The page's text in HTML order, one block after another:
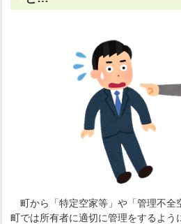
町から「特定空家等」や「管理不全
町では所有者に適切に管理をするよう